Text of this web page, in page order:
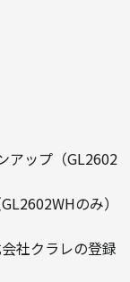
アップ（GL2602
のみ）
社クラレの登録